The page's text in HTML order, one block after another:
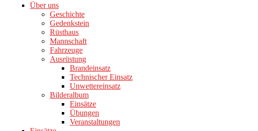
Über uns
Geschichte
Gedenkstein
Rüsthaus
Mannschaft
Fahrzeuge
Ausrüstung
Brandeinsatz
Technischer Einsatz
Unwettereinsatz
Bilderalbum
Einsätze
Übungen
Veranstaltungen